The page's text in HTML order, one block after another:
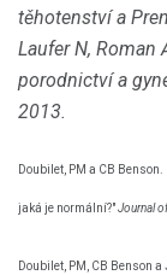
těhotenství a
Laufer N, Roman
porodnictví a
2013.
Doubilet, PM a CB Benson.
jaká je normální?"Journal
Doubilet, PM, CB Benson